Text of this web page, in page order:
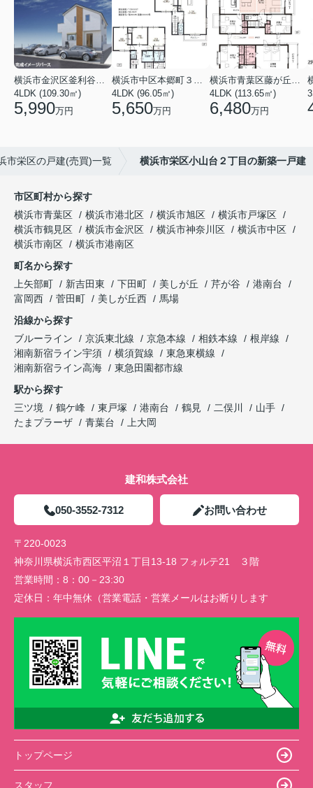
4LDK (109.30㎡)
5,990万円
4LDK (96.05㎡)
5,650万円
4LDK (113.65㎡)
6,480万円
市栄区の戸建(売買)一覧 横浜市栄区小山台２丁目の新築一戸建
市区町村から探す
横浜市青葉区
横浜市港北区 横浜市旭区
横浜市戸塚区
横浜市鶴見区
横浜市金沢区 横浜市神奈川区
横浜市中区
横浜市南区
横浜市港南区
町名から探す
上矢部町
新吉田東 下田町 美しが丘 芹が谷
港南台
富岡西
菅田町 美しが丘西
馬場
沿線から探す
ブルーライン
京浜東北線 京急本線 相鉄本線
根岸線
湘南新宿ライン宇須
横須賀線
東急東横線
湘南新宿ライン高海
東急田園都市線
駅から探す
三ツ境
鶴ケ峰 東戸塚 港南台 鶴見 二俣川
山手
たまプラーザ
青葉台 上大岡
建和株式会社
050-3552-7312 お問い合わせ
〒220-0023
神奈川県横浜市西区平沼１丁目13-18 フォルテ21 ３階
営業時間： 8：00－23:30
定休日： 年中無休（営業電話・営業メールはお断りします
トップページ
スタッフ